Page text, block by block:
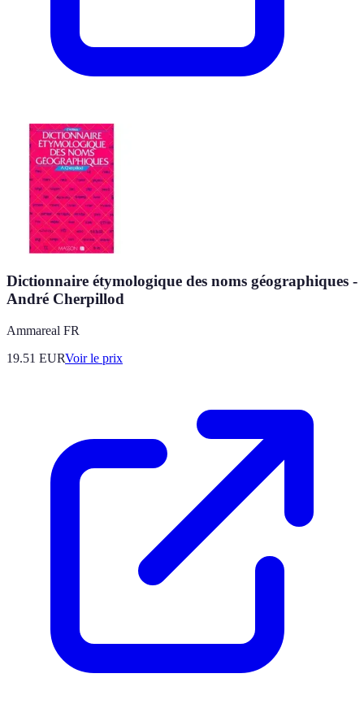
Dictionnaire étymologique des noms géographiques -
André Cherpillod
Ammareal FR
19.51 EURVoir le prix